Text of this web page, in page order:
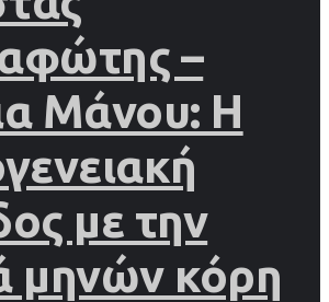
–
Μάνου: Η
με την
μηνών κόρη